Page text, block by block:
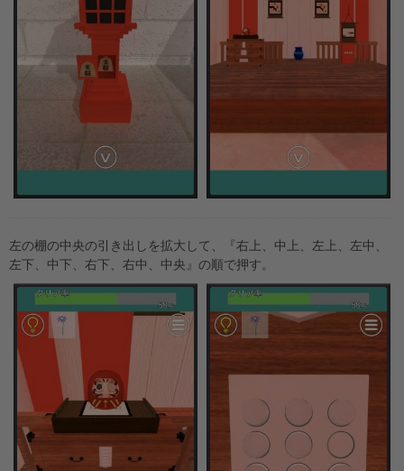
左の棚の中央の引き出しを拡大して、『右上、中上、左上、左中、
左下、中下、右下、右中、中央』の順で押す。